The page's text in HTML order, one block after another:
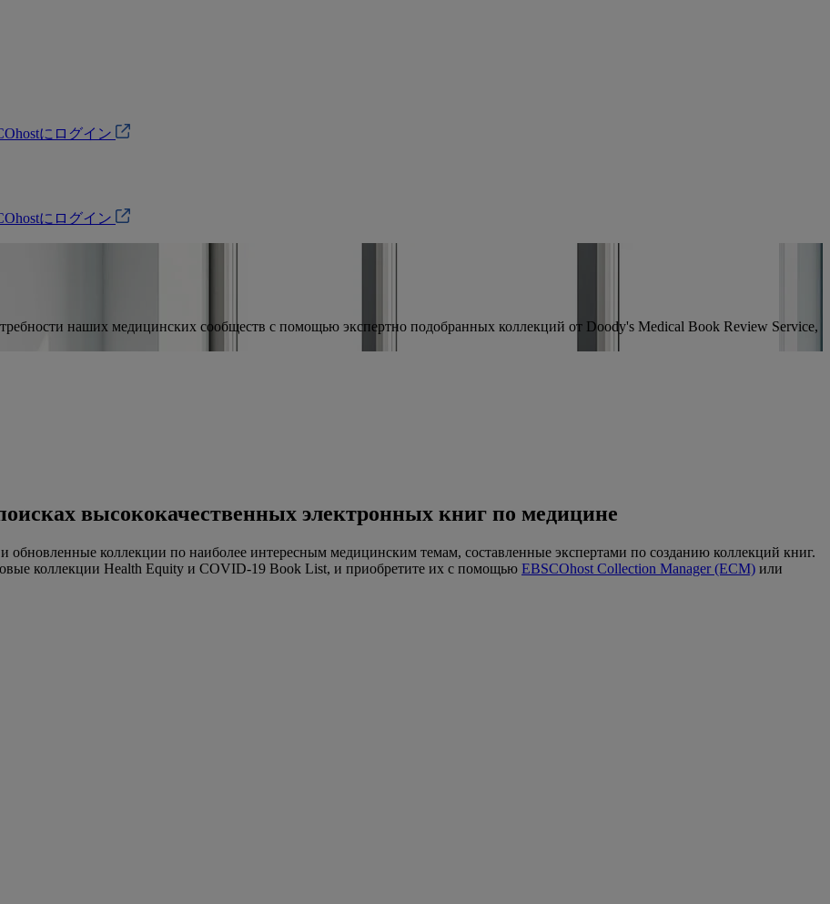
にログイン
にログイン
наших медицинских сообществ с помощью экспертно подобранных коллекций от Doody's Medical Book Review Service,
высококачественных электронных книг по медицине
обновленные коллекции по наиболее интересным медицинским темам, составленные экспертами по созданию коллекций книг.
коллекции Health Equity и COVID-19 Book List, и приобретите их с помощью EBSCOhost Collection Manager (ECM) или